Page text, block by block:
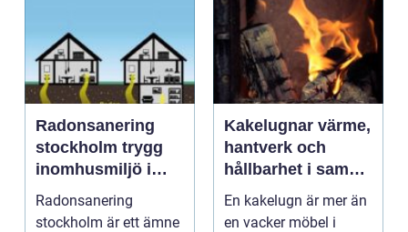
Radonsanering
stockholm trygg
inomhusmiljö i
hela
storstockholm
Radonsanering
stockholm är ett ämne
Kakelugnar värme,
hantverk och
hållbarhet i samma
lösning
En kakelugn är mer än
en vacker möbel i